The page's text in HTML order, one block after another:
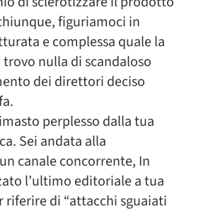
figuriamoci in
e complessa quale la
nulla di scandaloso
dei direttori deciso
perplesso dalla tua
Sei andata alla
canale concorrente, In
l’ultimo editoriale a tua
riferire di “attacchi sguaiati